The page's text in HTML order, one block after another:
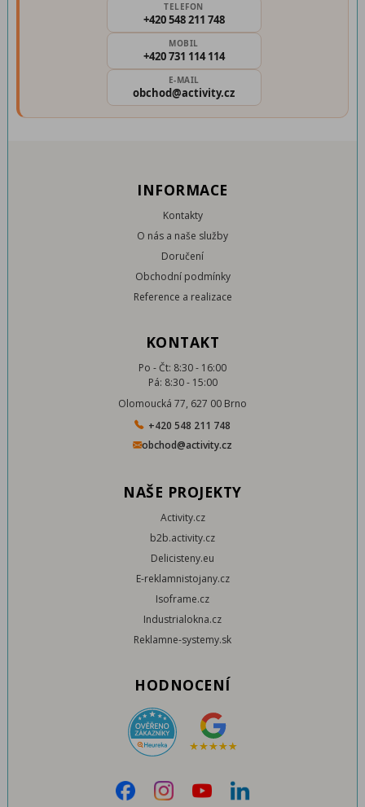
TELEFON
+420 548 211 748
MOBIL
+420 731 114 114
E-MAIL
obchod@activity.cz
INFORMACE
Kontakty
O nás a naše služby
Doručení
Obchodní podmínky
Reference a realizace
KONTAKT
Po - Čt: 8:30 - 16:00
Pá: 8:30 - 15:00
Olomoucká 77, 627 00 Brno
+420 548 211 748
obchod@activity.cz
NAŠE PROJEKTY
Activity.cz
b2b.activity.cz
Delicisteny.eu
E-reklamnistojany.cz
Isoframe.cz
Industrialokna.cz
Reklamne-systemy.sk
HODNOCENÍ